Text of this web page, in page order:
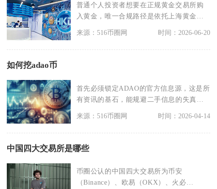
普通个人投资者想要在正规黄金交易所购
入黄金，唯一合规路径是依托上海黄金交
来源：516币圈网 时间：2026-06-20
如何挖adao币
首先必须锁定ADAO的官方信息源，这是所
有资讯的基石，能规避二手信息的失真与
来源：516币圈网 时间：2026-04-14
中国四大交易所是哪些
币圈公认的中国四大交易所为币安
（Binance）、欧易（OKX）、火必